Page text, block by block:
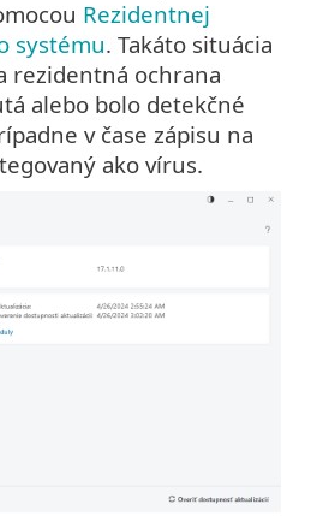
Rezidentnej
systému. Takáto situácia
rezidentná ochrana
alebo bolo detekčné
v čase zápisu na
ako vírus.